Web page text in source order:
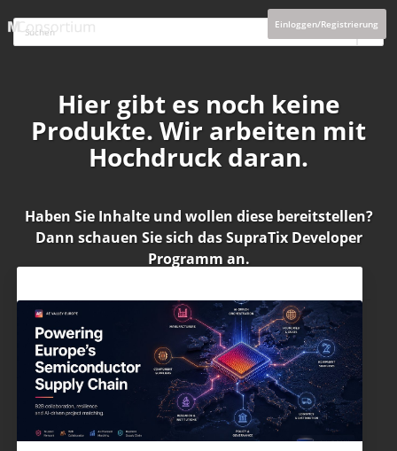
Einloggen/Registrierung
Hier gibt es noch keine
Produkte. Wir arbeiten mit
Hochdruck daran.
Haben Sie Inhalte und wollen diese bereitstellen?
Dann schauen Sie sich dasSupraTix Developer
Programm an.